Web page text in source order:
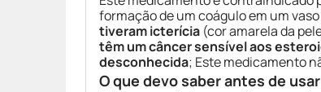
formação de um coágulo em um
tiveram icterícia (cor amarela da
têm um câncer sensível aos
desconhecida; Este medicamento
O que devo saber antes de